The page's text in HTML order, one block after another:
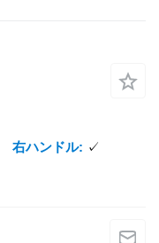
右ハンドル ✓